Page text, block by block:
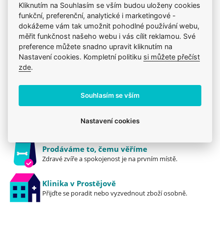
Všechny velikosti psů
Produkt také v těchto kategoriích4
Krmiva
Mého psa trápí Pamlsky WOOLF
Pomůžeme s výběrem, výživou i problémem.
Prodáváme to, čemu věříme
Zdravé zvíře a spokojenost je na prvním místě.
Klinika v Prostějově
Přijďte se poradit nebo vyzvednout zboží osobně.
Kliknutím na Souhlasím se vším budou uloženy cookies
funkční, preferenční, analytické i marketingové -
dokážeme vám tak umožnit pohodlné používání webu,
měřit funkčnost našeho webu i vás cílit reklamou. Své
preference můžete snadno upravit kliknutím na
Nastavení cookies. Kompletní politiku si můžete přečíst
zde.
Souhlasím se vším
Nastavení cookies